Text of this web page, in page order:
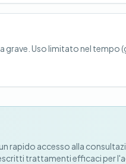
Uso limitato nel tempo
rapido accesso alla
trattamenti efficaci per